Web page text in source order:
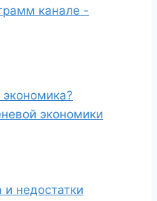
канале -
экономики
недостатки